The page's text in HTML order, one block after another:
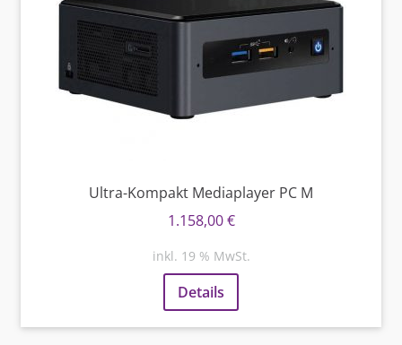
Ultra-Kompakt Mediaplayer PC M
1.158,00€
inkl. 19 % MwSt.
Details